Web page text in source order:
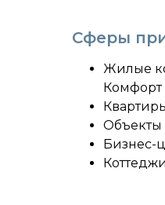
Сферы
Жилые
Комфорт
Объекты
Бизнес-
Коттеджи